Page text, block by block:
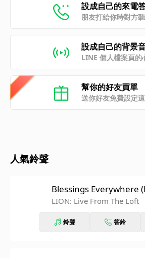
設成自己的來電
朋友打給你時對方
設成自己的背景
LINE 個人檔案頁的
幫你的好友買單
送你好友免費設定
人氣鈴聲
Blessings Everywhere
LION: Live From The Loft
鈴聲 答鈴